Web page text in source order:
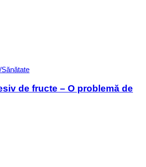
de fructe – O problemă de